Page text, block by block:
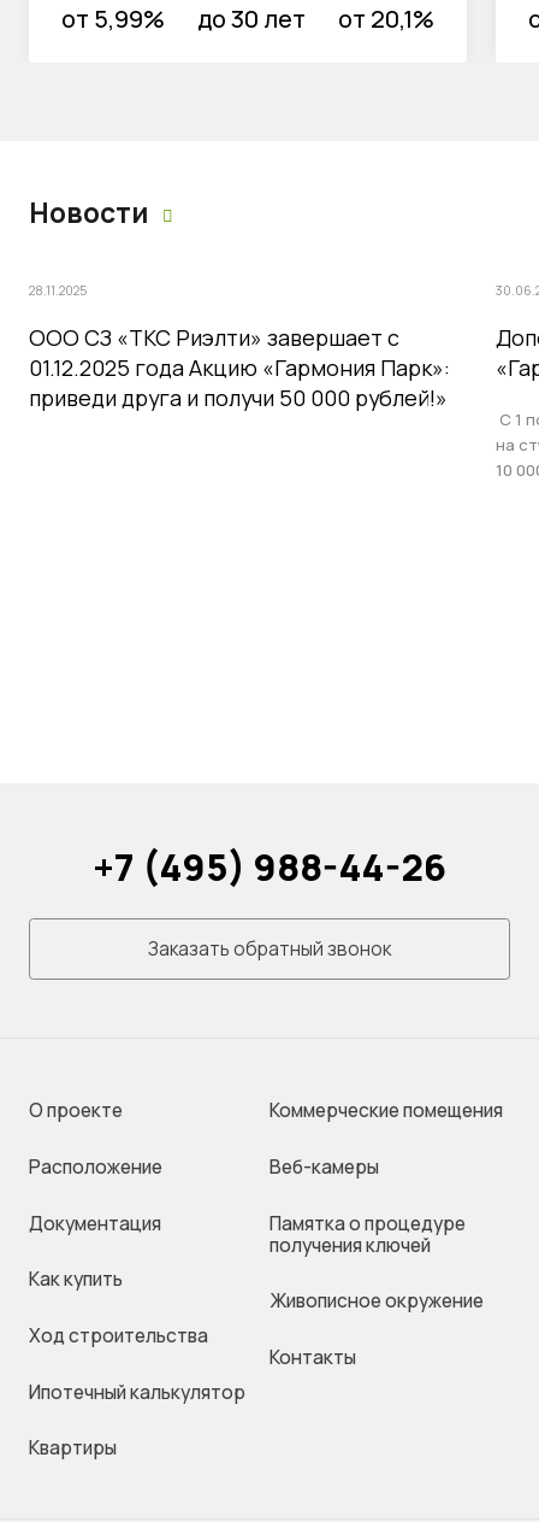
от 5,99% до 30 лет от 20,1%
Новости
28.11.2025
ООО СЗ «ТКС Риэлти» завершает с
01.12.2025 года Акцию «Гармония Парк»:
приведи друга и получи 50 000 рублей!»
С 1
на
10
+7 (495) 988-44-26
Заказать обратный звонок
О проекте
Раcположение
Документация
Как купить
Ход строительства
Ипотечный калькулятор
Квартиры
Коммерческие помещения
Веб-камеры
Памятка о процедуре
получения ключей
Живописное окружение
Контакты